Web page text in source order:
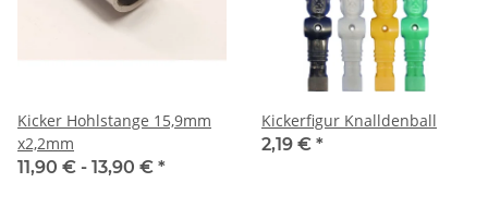
Kicker Hohlstange 15,9mm
x2,2mm
11,90 € - 13,90 € *
Kickerfigur Knalldenball
2,19 € *